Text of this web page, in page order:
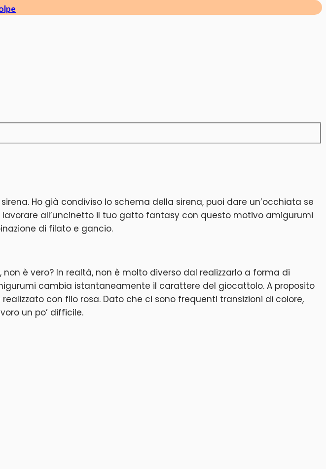
Ho già condiviso lo schema della sirena, puoi dare un’occhiata se
all’uncinetto il tuo gatto fantasy con questo motivo amigurumi
di filato e gancio.
è vero? In realtà, non è molto diverso dal realizzarlo a forma di
cambia istantaneamente il carattere del giocattolo. A proposito
con filo rosa. Dato che ci sono frequenti transizioni di colore,
un po’ difficile.